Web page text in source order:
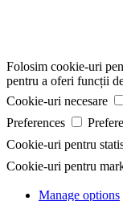
Folosim cookie-uri
pentru a oferi funcții
Cookie-uri necesare
Preferences
Cookie-uri pentru
Cookie-uri pentru
Manage options